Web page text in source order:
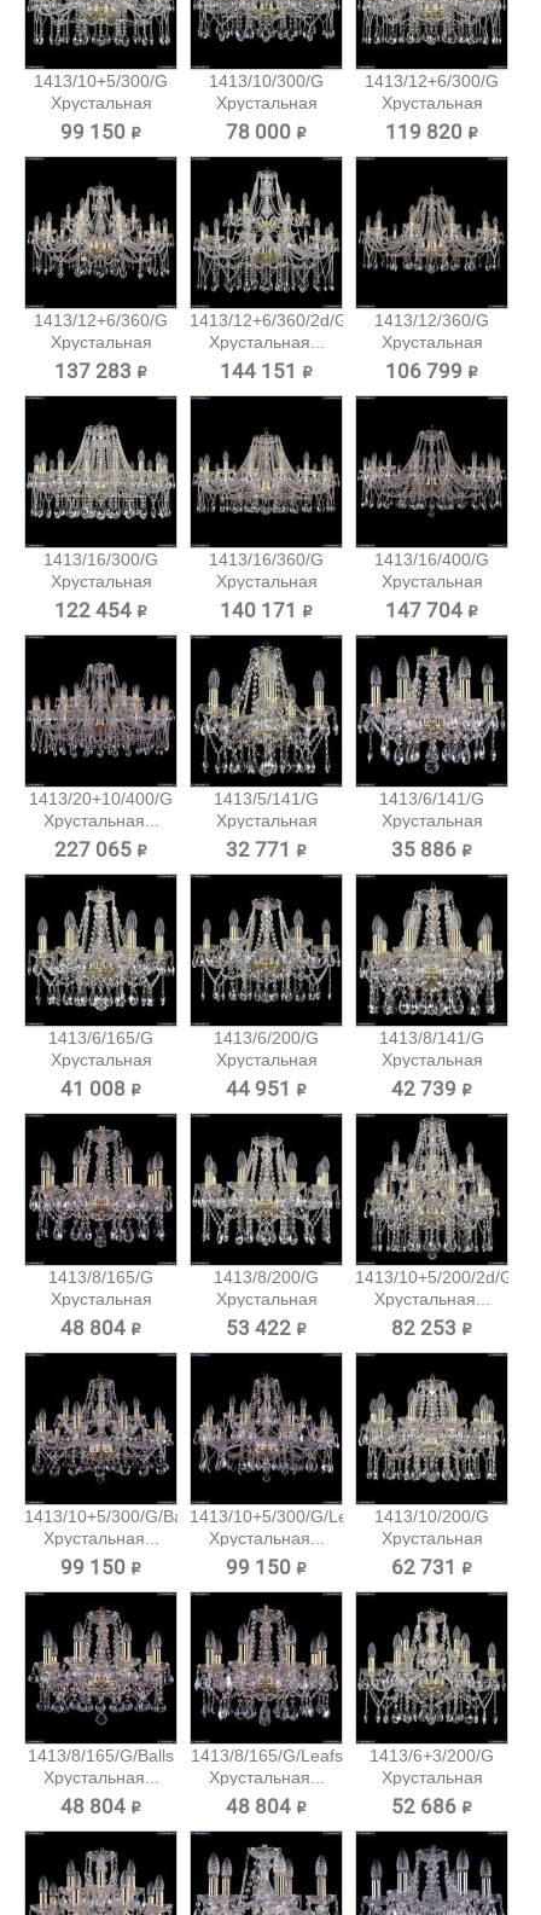
1413/10+5/300/G
Хрустальная
подвесная...
99 150 ₽
1413/10/300/G
Хрустальная
подвесная...
78 000 ₽
1413/12+6/300/G
Хрустальная
подвесная...
119 820 ₽
1413/12+6/360/G
Хрустальная
подвесная...
137 283 ₽
1413/12+6/360/2d/G
Хрустальная...
144 151 ₽
1413/12/360/G
Хрустальная
подвесная...
106 799 ₽
1413/16/300/G
Хрустальная
подвесная...
122 454 ₽
1413/16/360/G
Хрустальная
подвесная...
140 171 ₽
1413/16/400/G
Хрустальная
подвесная...
147 704 ₽
1413/20+10/400/G
Хрустальная...
227 065 ₽
1413/5/141/G
Хрустальная
подвесная...
32 771 ₽
1413/6/141/G
Хрустальная
подвесная...
35 886 ₽
1413/6/165/G
Хрустальная
подвесная...
41 008 ₽
1413/6/200/G
Хрустальная
подвесная...
44 951 ₽
1413/8/141/G
Хрустальная
подвесная...
42 739 ₽
1413/8/165/G
Хрустальная
подвесная...
48 804 ₽
1413/8/200/G
Хрустальная
подвесная...
53 422 ₽
1413/10+5/200/2d/G
Хрустальная...
82 253 ₽
1413/10+5/300/G/Balls
Хрустальная...
99 150 ₽
1413/10+5/300/G/Leafs
Хрустальная...
99 150 ₽
1413/10/200/G
Хрустальная
подвесная...
62 731 ₽
1413/8/165/G/Balls
Хрустальная...
48 804 ₽
1413/8/165/G/Leafs
Хрустальная...
48 804 ₽
1413/6+3/200/G
Хрустальная
подвесная...
52 686 ₽